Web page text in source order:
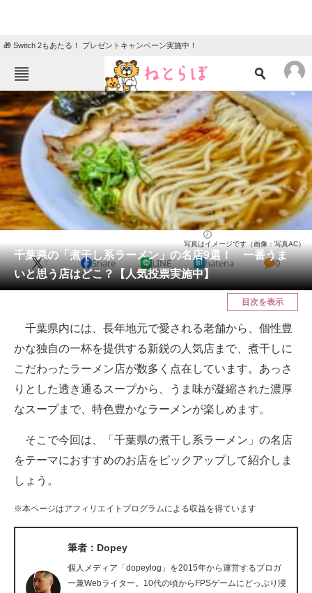
🎁 Switch 2もあたる！ プレゼントキャンペーン実施中！
ねとらぼメニュー
TOP ニュース
エンタメ クイズ
グルメ 地域
住まい 教育・育児
動物 リサーチ
会員記事
メディア
ITの今と未来を見通す
スマホと通信の最新トレンド
進化するPCとデバイスの未来
好きが集まる 比べて選べる
ビジネスと働き方のヒント
経営リーダーのコミュニティ
マーケ×ITの今がよく分かる
千葉県の「煮干し系ラーメン」の名店9選！ 一番うま
いと思う店はどこ？【人気投票実施中】
写真はイメージです（画像：写真AC）
X Share LINE hatena 0
目次を表示
千葉県内には、長年地元で愛される老舗から、個性豊
かな独自の一杯を提供する新鋭の人気店まで、煮干しに
こだわったラーメン店が数多く点在しています。あっさ
りとした透き通るスープから、うま味が凝縮された濃厚
なスープまで、特色豊かなラーメンが楽しめます。
そこで今回は、「千葉県の煮干し系ラーメン」の名店
をテーマにおすすめのお店をピックアップして紹介しま
しょう。
※本ページはアフィリエイトプログラムによる収益を得ています
筆者：Dopey
個人メディア「dopeylog」を2015年から運営するブロガ
ー兼Webライター。10代の頃からFPSゲームにどっぷり浸